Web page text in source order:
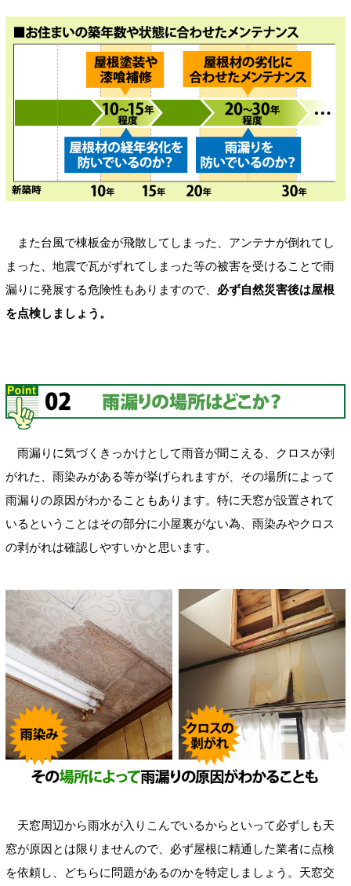
また台風で棟板金が飛散してしまった、アンテナが倒れてし
まった、地震で瓦がずれてしまった等の被害を受けることで雨
漏りに発展する危険性もありますので、 必ず自然災害後は屋根
を点検しましょう。
雨漏りに気づくきっかけとして雨音が聞こえる、クロスが剥
がれた、雨染みがある等が挙げられますが、その場所によって
雨漏りの原因がわかることもあります。特に天窓が設置されて
いるということはその部分に小屋裏がない為、雨染みやクロス
の剥がれは確認しやすいかと思います。
天窓周辺から雨水が入りこんでいるからといって必ずしも天
窓が原因とは限りませんので、必ず屋根に精通した業者に点検
を依頼し、どちらに問題があるのかを特定しましょう。天窓交